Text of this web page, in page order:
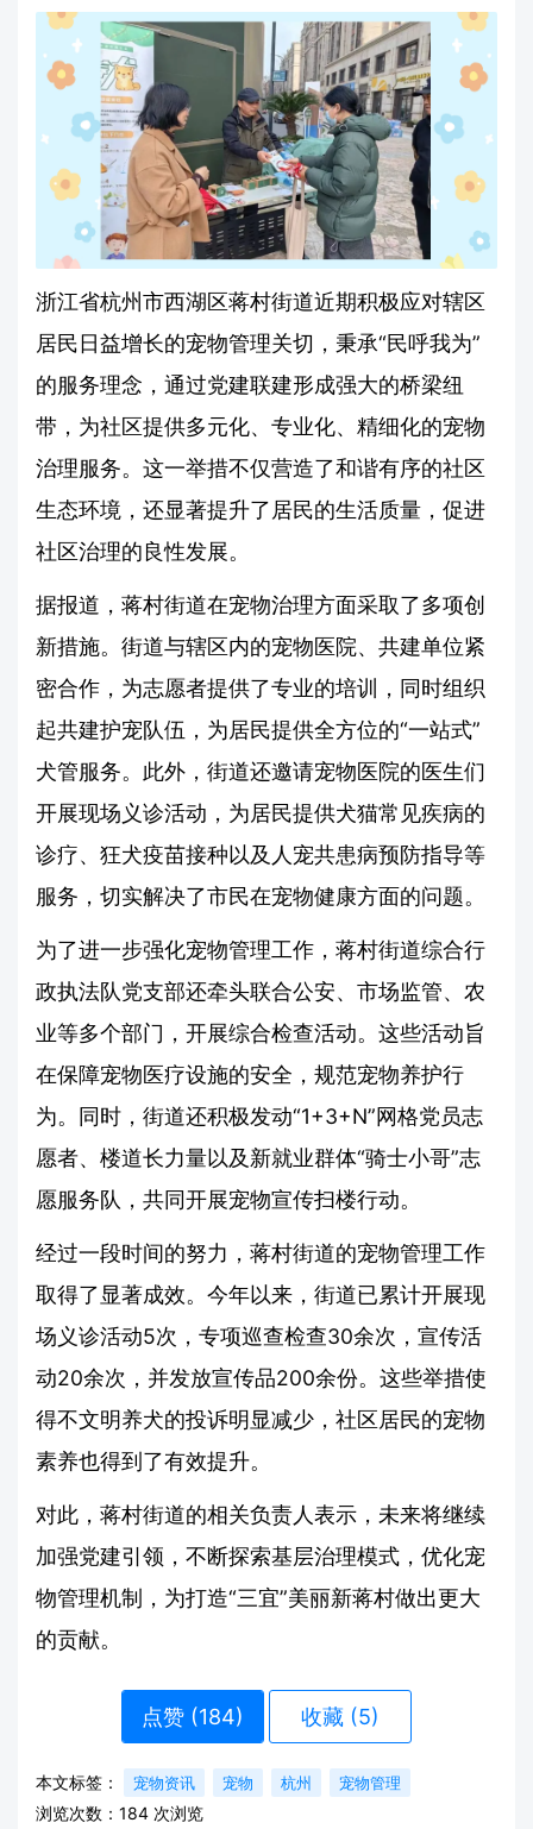
浙江省杭州市西湖区蒋村街道近期积极应对辖区
居民日益增长的宠物管理关切，秉承“民呼我为”
的服务理念，通过党建联建形成强大的桥梁纽
带，为社区提供多元化、专业化、精细化的宠物
治理服务。这一举措不仅营造了和谐有序的社区
生态环境，还显著提升了居民的生活质量，促进
社区治理的良性发展。
据报道，蒋村街道在宠物治理方面采取了多项创
新措施。街道与辖区内的宠物医院、共建单位紧
密合作，为志愿者提供了专业的培训，同时组织
起共建护宠队伍，为居民提供全方位的“一站式”
犬管服务。此外，街道还邀请宠物医院的医生们
开展现场义诊活动，为居民提供犬猫常见疾病的
诊疗、狂犬疫苗接种以及人宠共患病预防指导等
服务，切实解决了市民在宠物健康方面的问题。
为了进一步强化宠物管理工作，蒋村街道综合行
政执法队党支部还牵头联合公安、市场监管、农
业等多个部门，开展综合检查活动。这些活动旨
在保障宠物医疗设施的安全，规范宠物养护行
为。同时，街道还积极发动“1+3+N”网格党员志
愿者、楼道长力量以及新就业群体“骑士小哥”志
愿服务队，共同开展宠物宣传扫楼行动。
经过一段时间的努力，蒋村街道的宠物管理工作
取得了显著成效。今年以来，街道已累计开展现
场义诊活动5次，专项巡查检查30余次，宣传活
动20余次，并发放宣传品200余份。这些举措使
得不文明养犬的投诉明显减少，社区居民的宠物
素养也得到了有效提升。
对此，蒋村街道的相关负责人表示，未来将继续
加强党建引领，不断探索基层治理模式，优化宠
物管理机制，为打造“三宜”美丽新蒋村做出更大
的贡献。
点赞 (184) 收藏 (5)
本文标签： 宠物资讯 宠物 杭州 宠物管理
浏览次数： 184 次浏览